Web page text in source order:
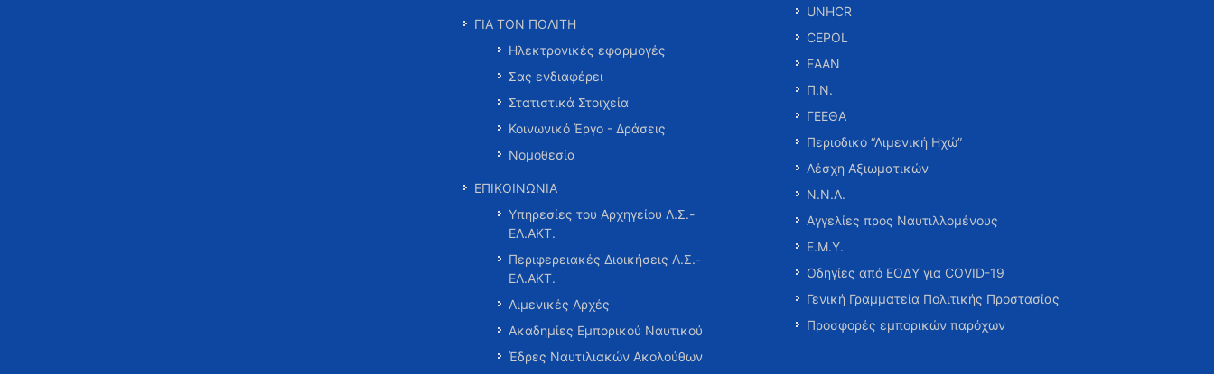
ΓΙΑ ΤΟΝ ΠΟΛΙΤΗ
Ηλεκτρονικές εφαρμογές
Σας ενδιαφέρει
Στατιστικά Στοιχεία
Κοινωνικό Έργο - Δράσεις
Νομοθεσία
ΕΠΙΚΟΙΝΩΝΙΑ
Υπηρεσίες του Αρχηγείου Λ.Σ.-
ΕΛ.ΑΚΤ.
Περιφερειακές Διοικήσεις Λ.Σ.-
ΕΛ.ΑΚΤ.
Λιμενικές Αρχές
Ακαδημίες Εμπορικού Ναυτικού
Έδρες Ναυτιλιακών Ακολούθων
UNHCR
CEPOL
ΕΑΑΝ
Π.Ν.
ΓΕΕΘΑ
Περιοδικό “Λιμενική Ηχώ”
Λέσχη Αξιωματικών
Ν.Ν.Α.
Αγγελίες προς Ναυτιλλομένους
Ε.Μ.Υ.
Οδηγίες από ΕΟΔΥ για COVID-19
Γενική Γραμματεία Πολιτικής Προστασίας
Προσφορές εμπορικών παρόχων